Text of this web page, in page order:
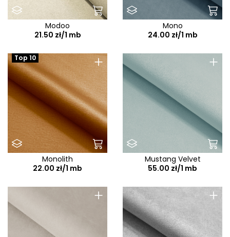
Modoo
21.50 zł/1 mb
Mono
24.00 zł/1 mb
+
Top 10
Monolith
22.00 zł/1 mb
+
Mustang Velvet
55.00 zł/1 mb
+ +